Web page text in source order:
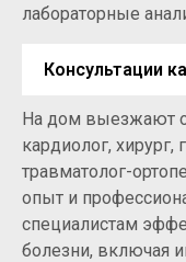
лабораторные
Консультации
На дом выезжают
кардиолог, хирург,
травматолог-
опыт и
специалистам
болезни, включая